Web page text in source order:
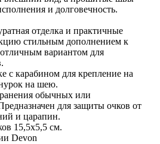
и долговечность.
отделка и практичные
стильным дополнением к
вариантом для
с карабином для крепление на
на шею.
обычных или
для защиты очков от
и царапин.
15,5х5,5 см.
Devon